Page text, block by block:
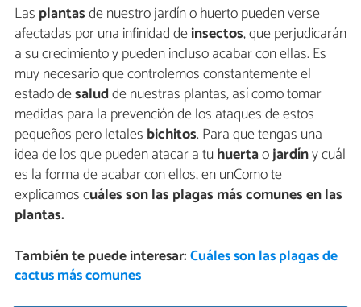
Las plantasde nuestro jardín o huerto pueden verse
afectadas por una infinidad deinsectos, que perjudicarán
a su crecimiento y pueden incluso acabar con ellas. Es
muy necesario que controlemos constantemente el
estado desaludde nuestras plantas, así como tomar
medidas para la prevención de los ataques de estos
pequeños pero letales bichitos. Para que tengas una
idea de los que pueden atacar a tuhuertaojardíny cuál
es la forma de acabar con ellos, en unComo te
explicamos cuáles son las plagas más comunes en las
plantas.
También te puede interesar:Cuáles son las plagas de
cactus más comunes